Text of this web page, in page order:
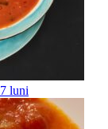
7 luni